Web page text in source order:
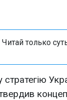
только